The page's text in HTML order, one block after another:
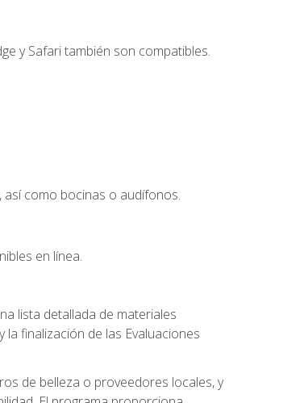
y Safari también son compatibles.
como bocinas o audífonos.
en línea.
lista detallada de materiales
finalización de las Evaluaciones
de belleza o proveedores locales, y